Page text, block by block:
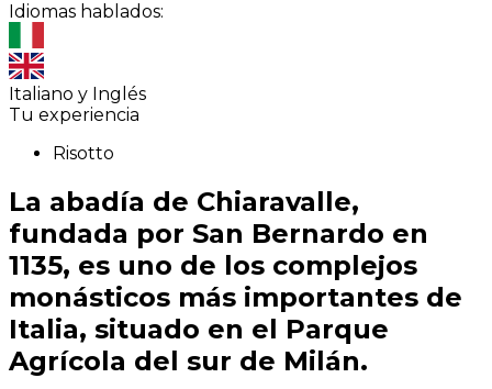
Idiomas hablados:
Italiano y Inglés
Tu experiencia
Risotto
La abadía de Chiaravalle,
fundada por San Bernardo en
1135, es uno de los complejos
monásticos más importantes de
Italia, situado en el Parque
Agrícola del sur de Milán.